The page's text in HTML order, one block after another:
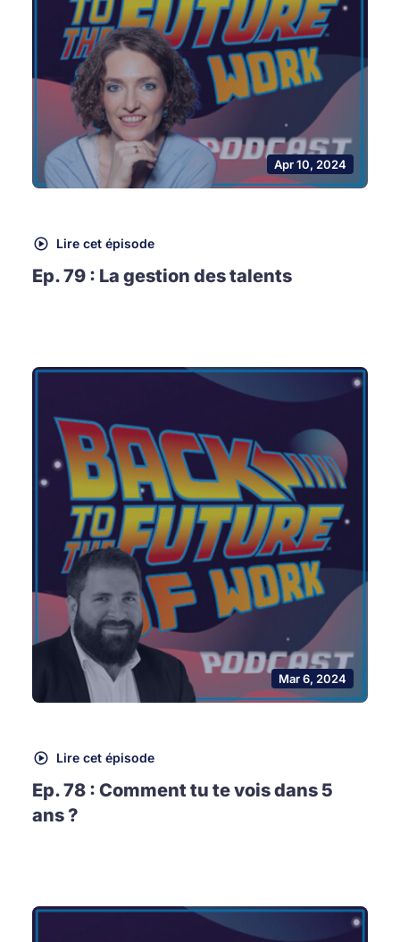
Apr 10, 2024
Lire cet épisode
Ep. 79 : La gestion des talents
Mar 6, 2024
Lire cet épisode
Ep. 78 : Comment tu te vois dans 5
ans ?